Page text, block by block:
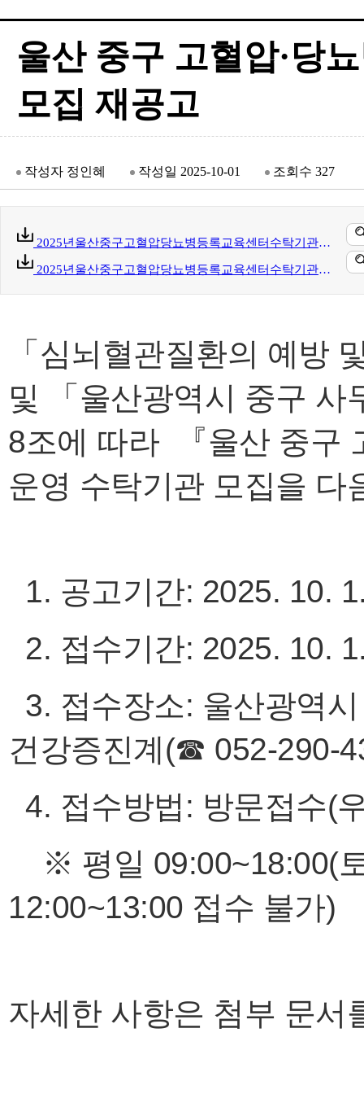
울산 중구 고혈압·당
모집 재공고
작성자 정인혜 작성일 2025-10-01 조회수 327
2025년울산중구고혈압당뇨병등록교육센터수탁기관모집재공고문.hwp(88 kb)
2025년울산중구고혈압당뇨병등록교육센터수탁기관제안서작성안내및제출서식.hwp(144 kb)
「심뇌혈관질환의 예방
및 「울산광역시 중구 사
8조에 따라 『울산 중구
운영 수탁기관 모집을 다
1. 공고기간: 2025. 10.
2. 접수기간: 2025. 10.
3. 접수장소: 울산광역
건강증진계(☎ 052-290-
4. 접수방법: 방문접수(
※ 평일 09:00~18:00(​
12:00~13:00 접수 불가​)
자세한 사항은 첨부 문서